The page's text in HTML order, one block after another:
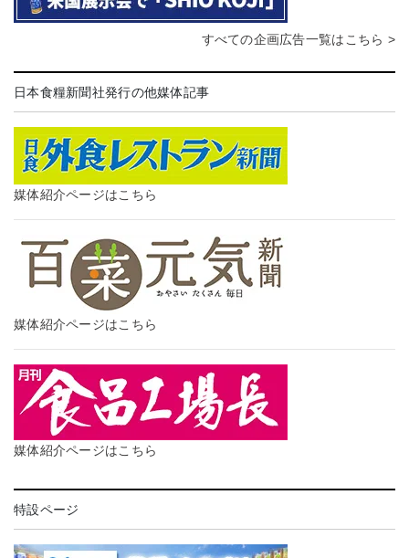
すべての企画広告一覧はこちら >
日本食糧新聞社発行の他媒体記事
媒体紹介ページはこちら
媒体紹介ページはこちら
媒体紹介ページはこちら
特設ページ